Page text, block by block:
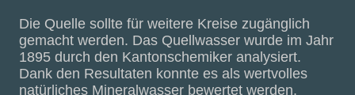
Die Quelle sollte für weitere Kreise zugänglich
gemacht werden. Das Quellwasser wurde im Jahr
1895 durch den Kantonschemiker analysiert.
Dank den Resultaten konnte es als wertvolles
natürliches Mineralwasser bewertet werden.